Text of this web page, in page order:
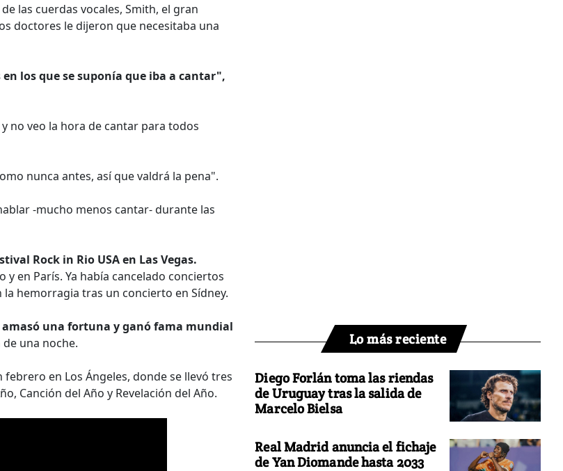
las cuerdas vocales, Smith, el gran
doctores le dijeron que necesitaba una
los que se suponía que iba a cantar",
no veo la hora de cantar para todos
nunca antes, así que valdrá la pena".
-mucho menos cantar- durante las
Rock in Rio USA en Las Vegas.
en París. Ya había cancelado conciertos
hemorragia tras un concierto en Sídney.
amasó una fortuna y ganó fama mundial
una noche.
en Los Ángeles, donde se llevó tres
Canción del Año y Revelación del Año.
Lo más reciente
Diego Forlán toma las riendas
de Uruguay tras la salida de
Marcelo Bielsa
Real Madrid anuncia el fichaje
de Yan Diomande hasta 2033